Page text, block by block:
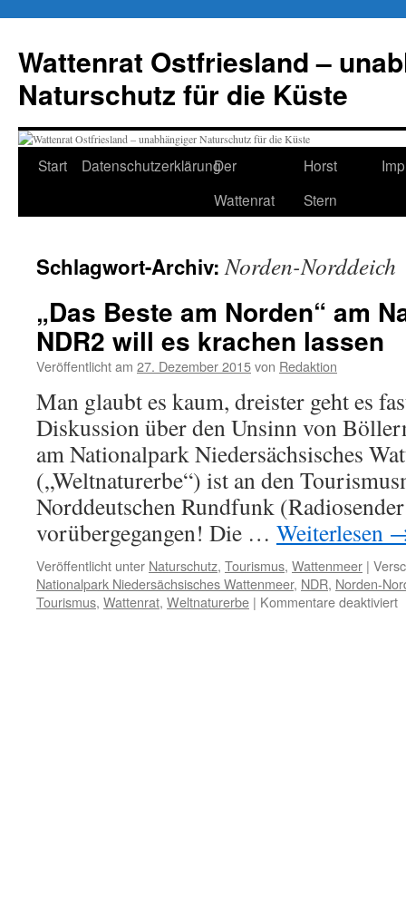
springen
Wattenrat Ostfriesland –
Naturschutz für die Küste
Start DatenschutzerklärungDer
Wattenrat
Horst
Stern
Schlagwort-Archiv:Norden-Norddeich
„Das Beste am Norden“ am
NDR2 will es krachen lassen
Veröffentlicht am 27. Dezember 2015von Redaktion
Man glaubt es kaum, dreister geht es
Diskussion über den Unsinn von
am Nationalpark Niedersächsisches
(„Weltnaturerbe“) ist an den
Norddeutschen Rundfunk
vorübergegangen! Die … Weiterlesen
Veröffentlicht unter Naturschutz, Tourismus, Wattenmeer |
Nationalpark Niedersächsisches Wattenmeer, NDR, Norden-
Tourismus, Wattenrat, Weltnaturerbe | Kommentare deaktiviert